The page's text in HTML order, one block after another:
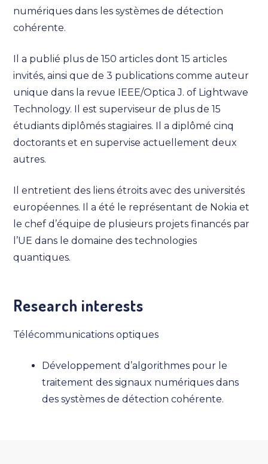
numériques dans les systèmes de détection
cohérente.
Il a publié plus de 150 articles dont 15 articles
invités, ainsi que de 3 publications comme auteur
unique dans la revue IEEE/Optica J. of Lightwave
Technology. Il est superviseur de plus de 15
étudiants diplômés stagiaires. Il a diplômé cinq
doctorants et en supervise actuellement deux
autres.
Il entretient des liens étroits avec des universités
européennes. Il a été le représentant de Nokia et
le chef d’équipe de plusieurs projets financés par
l’UE dans le domaine des technologies
quantiques.
Research interests
Télécommunications optiques
Développement d’algorithmes pour le
traitement des signaux numériques dans
des systèmes de détection cohérente.